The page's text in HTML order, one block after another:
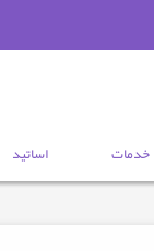
خدمات اساتید